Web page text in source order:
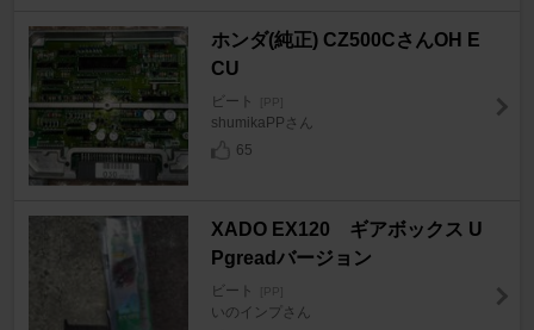
ホンダ(純正) CZ500CさんOH E
CU
ビート [PP]
shumikaPPさん
65
XADO EX120 ギアボックス U
Pgreadバージョン
ビート [PP]
いのインプさん